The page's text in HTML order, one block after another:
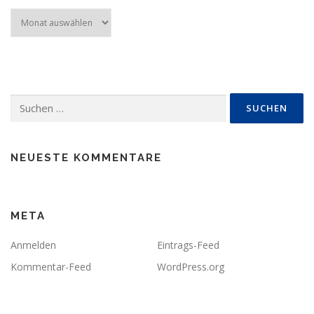
nach:
NEUESTE KOMMENTARE
META
Anmelden
Eintrags-Feed
Kommentar-Feed
WordPress.org